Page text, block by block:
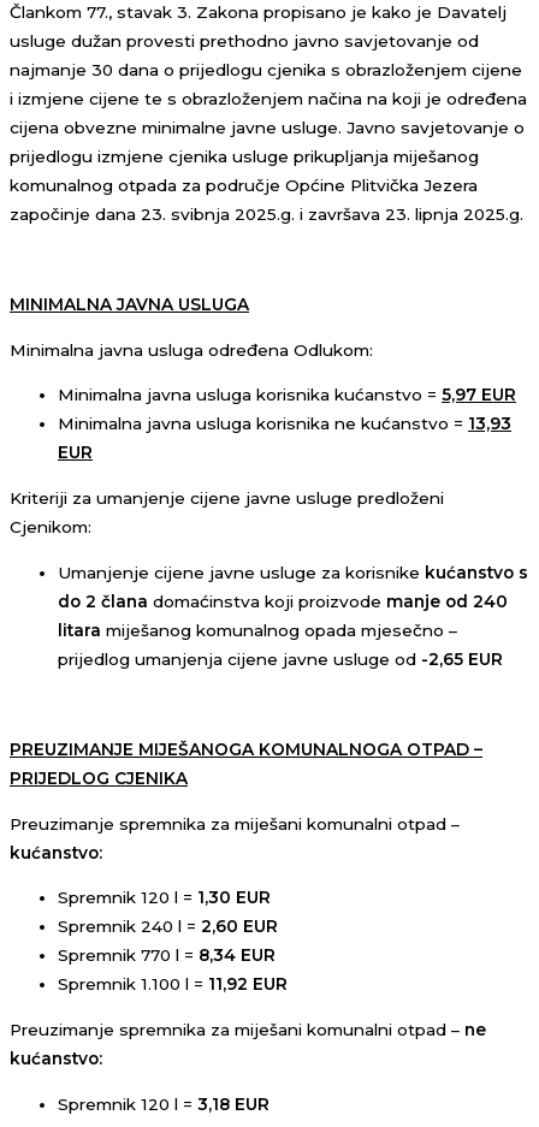
Člankom 77., stavak 3. Zakona propisano je kako je Davatelj
usluge dužan provesti prethodno javno savjetovanje od
najmanje 30 dana o prijedlogu cjenika s obrazloženjem cijene
i izmjene cijene te s obrazloženjem načina na koji je određena
cijena obvezne minimalne javne usluge. Javno savjetovanje o
prijedlogu izmjene cjenika usluge prikupljanja miješanog
komunalnog otpada za područje Općine Plitvička Jezera
započinje dana 23. svibnja 2025.g. i završava 23. lipnja 2025.g.
MINIMALNA JAVNA USLUGA
Minimalna javna usluga određena Odlukom:
Minimalna javna usluga korisnika kućanstvo = 5,97 EUR
Minimalna javna usluga korisnika ne kućanstvo = 13,93
EUR
Kriteriji za umanjenje cijene javne usluge predloženi
Cjenikom:
Umanjenje cijene javne usluge za korisnike kućanstvo s
do 2 člana domaćinstva koji proizvode manje od 240
litara miješanog komunalnog opada mjesečno –
prijedlog umanjenja cijene javne usluge od -2,65 EUR
PREUZIMANJE MIJEŠANOGA KOMUNALNOGA OTPAD –
PRIJEDLOG CJENIKA
Preuzimanje spremnika za miješani komunalni otpad –
kućanstvo:
Spremnik 120 l = 1,30 EUR
Spremnik 240 l = 2,60 EUR
Spremnik 770 l = 8,34 EUR
Spremnik 1.100 l = 11,92 EUR
Preuzimanje spremnika za miješani komunalni otpad – ne
kućanstvo:
Spremnik 120 l = 3,18 EUR